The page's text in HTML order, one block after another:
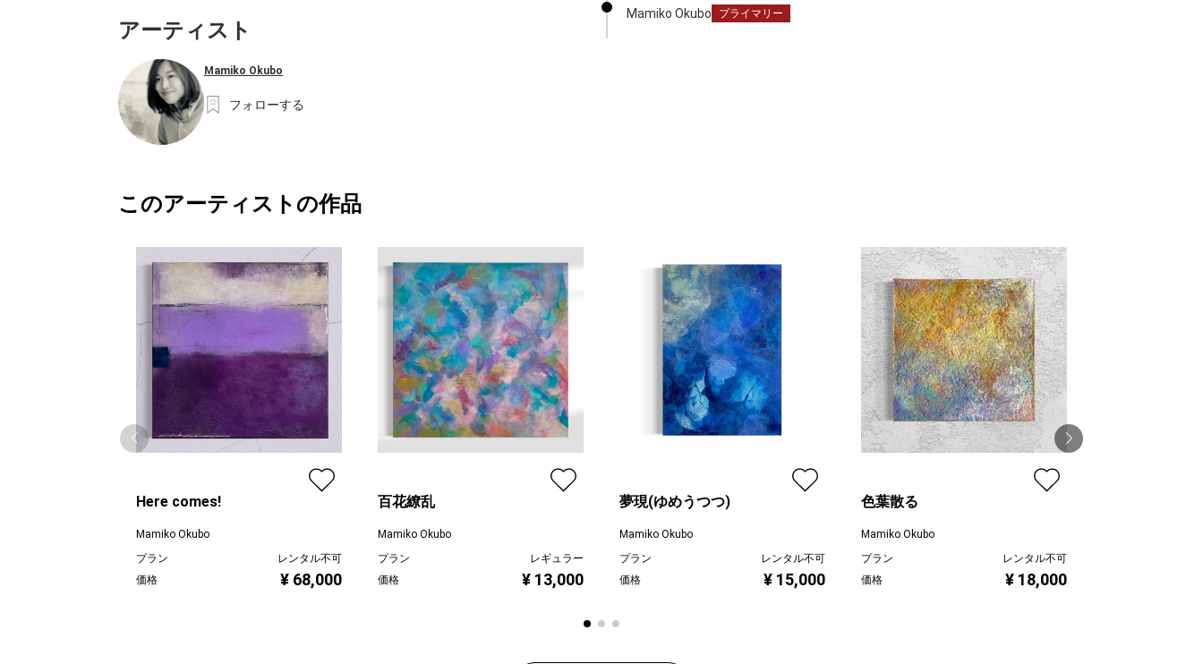
アーティスト
Mamiko Okubo
フォローする
Mamiko Okubo プライマリー
このアーティストの作品
Here comes!
Mamiko Okubo
プラン
レンタル不可
価格
¥ 68,000
百花繚乱
Mamiko Okubo
プラン
レギュラー
価格
¥ 13,000
夢現(ゆめうつつ)
Mamiko Okubo
プラン
レンタル不可
価格
¥ 15,000
色葉散る
Mamiko Okubo
プラン
レンタル不可
価格
¥ 18,000